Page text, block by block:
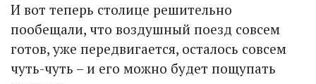
И вот теперь столице решительно
пообещали, что воздушный поезд совсем
готов, уже передвигается, осталось совсем
чуть-чуть – и его можно будет пощупать